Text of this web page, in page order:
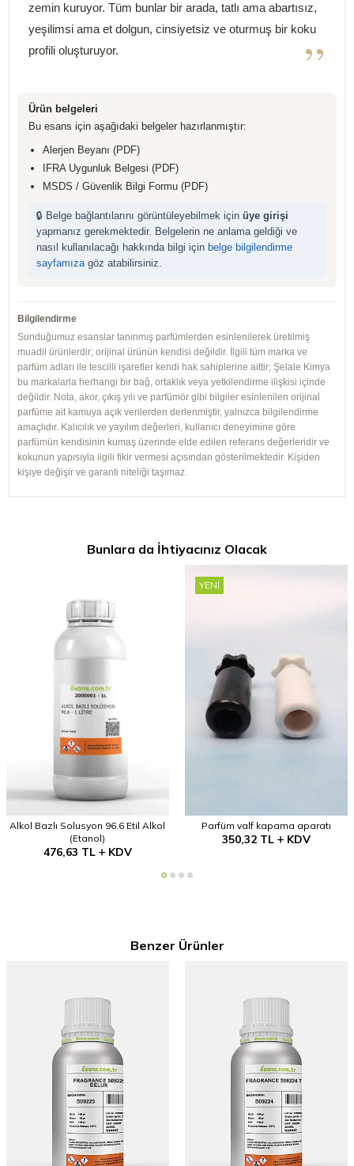
zemin kuruyor. Tüm bunlar bir arada, tatlı ama abartısız,
yeşilimsi ama et dolgun, cinsiyetsiz ve oturmuş bir koku
profili oluşturuyor.
”
Ürün belgeleri
Bu esans için aşağıdaki belgeler hazırlanmıştır:
Alerjen Beyanı (PDF)
IFRA Uygunluk Belgesi (PDF)
MSDS / Güvenlik Bilgi Formu (PDF)
🔒 Belge bağlantılarını görüntüleyebilmek için üye girişi
yapmanız gerekmektedir. Belgelerin ne anlama geldiği ve
nasıl kullanılacağı hakkında bilgi için belge bilgilendirme
sayfamızagöz atabilirsiniz.
Bilgilendirme
Sunduğumuz esanslar tanınmış parfümlerden esinlenilerek üretilmiş
muadil ürünlerdir; orijinal ürünün kendisi değildir. İlgili tüm marka ve
parfüm adları ile tescilli işaretler kendi hak sahiplerine aittir; Şelale Kimya
bu markalarla herhangi bir bağ, ortaklık veya yetkilendirme ilişkisi içinde
değildir. Nota, akor, çıkış yılı ve parfümör gibi bilgiler esinlenilen orijinal
parfüme ait kamuya açık verilerden derlenmiştir, yalnızca bilgilendirme
amaçlıdır. Kalıcılık ve yayılım değerleri, kullanıcı deneyimine göre
parfümün kendisinin kumaş üzerinde elde edilen referans değerleridir ve
kokunun yapısıyla ilgili fikir vermesi açısından gösterilmektedir. Kişiden
kişiye değişir ve garanti niteliği taşımaz.
Bunlara da İhtiyacınız Olacak
Alkol Bazlı Solusyon 96.6 Etil Alkol
(Etanol)
476,63 TL KDV
YENI
Parfüm valf kapama aparatı
350,32 TL KDV
Benzer Ürünler